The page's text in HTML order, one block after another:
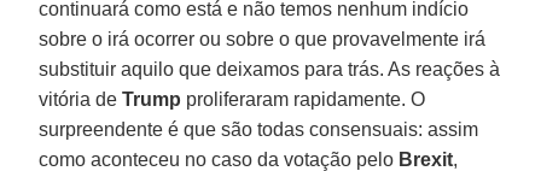
continuará como está e não temos nenhum indício
sobre o irá ocorrer ou sobre o que provavelmente irá
substituir aquilo que deixamos para trás. As reações à
vitória deTrump proliferaram rapidamente. O
surpreendente é que são todas consensuais: assim
como aconteceu no caso da votação pelo Brexit,